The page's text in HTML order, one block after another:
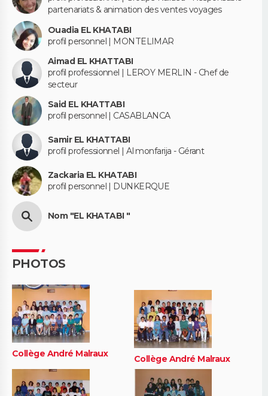
partenariats & animation des ventes voyages
Ouadia EL KHATABI
profil personnel | MONTELIMAR
Aimad EL KHATTABI
profil professionnel | LEROY MERLIN - Chef de
secteur
Said EL KHATTABI
profil personnel | CASABLANCA
Samir EL KHATTABI
profil professionnel | Al monfarija - Gérant
Zackaria EL KHATABI
profil personnel | DUNKERQUE
Nom "EL KHATABI "
PHOTOS
Collège André Malraux Collège André Malraux